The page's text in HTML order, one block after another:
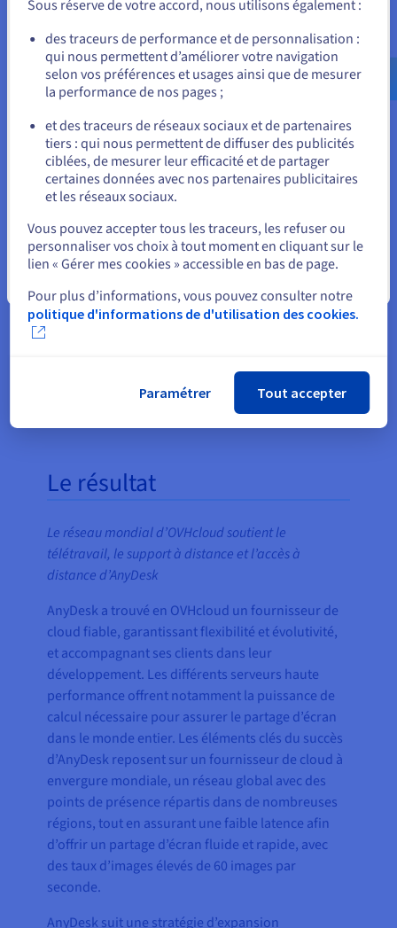
Fabian Girsch, Responsable des
opérations backend, AnyDesk
séparément, AnyDesk utilise le service Hosted
Private Cloud d’OVHcloud.
Le résultat
Le réseau mondial d’OVHcloud soutient le
télétravail, le support à distance et l’accès à
distance d’AnyDesk
AnyDesk a trouvé en OVHcloud un fournisseur de
cloud fiable, garantissant flexibilité et évolutivité,
et accompagnant ses clients dans leur
développement. Les différents serveurs haute
performance offrent notamment la puissance de
calcul nécessaire pour assurer le partage d’écran
dans le monde entier. Les éléments clés du succès
d’AnyDesk reposent sur un fournisseur de cloud à
envergure mondiale, un réseau global avec des
points de présence répartis dans de nombreuses
régions, tout en assurant une faible latence afin
d’offrir un partage d’écran fluide et rapide, avec
des taux d’images élevés de 60 images par
seconde.
AnyDesk suit une stratégie d’expansion
Allez sur le site États-Unis
us.ovhcloud.com/
Anglais USD - $
ou
Rester sur le site actuel
Sélectionner un autre site web
Sous réserve de votre accord, nous utilisons également :
des traceurs de performance et de personnalisation :
qui nous permettent d’améliorer votre navigation
selon vos préférences et usages ainsi que de mesurer
la performance de nos pages ;
et des traceurs de réseaux sociaux et de partenaires
tiers : qui nous permettent de diffuser des publicités
ciblées, de mesurer leur efficacité et de partager
certaines données avec nos partenaires publicitaires
et les réseaux sociaux.
Vous pouvez accepter tous les traceurs, les refuser ou
personnaliser vos choix à tout moment en cliquant sur le
lien « Gérer mes cookies » accessible en bas de page.
Pour plus d’informations, vous pouvez consulter notre
politique d'informations de d'utilisation des cookies.
Paramétrer Tout accepter